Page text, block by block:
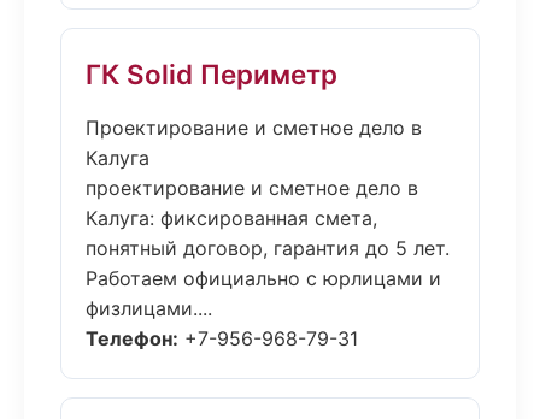
ГК Solid Периметр
Проектирование и сметное дело в
Калуга
проектирование и сметное дело в
Калуга: фиксированная смета,
понятный договор, гарантия до 5 лет.
Работаем официально с юрлицами и
физлицами....
Телефон: +7-956-968-79-31